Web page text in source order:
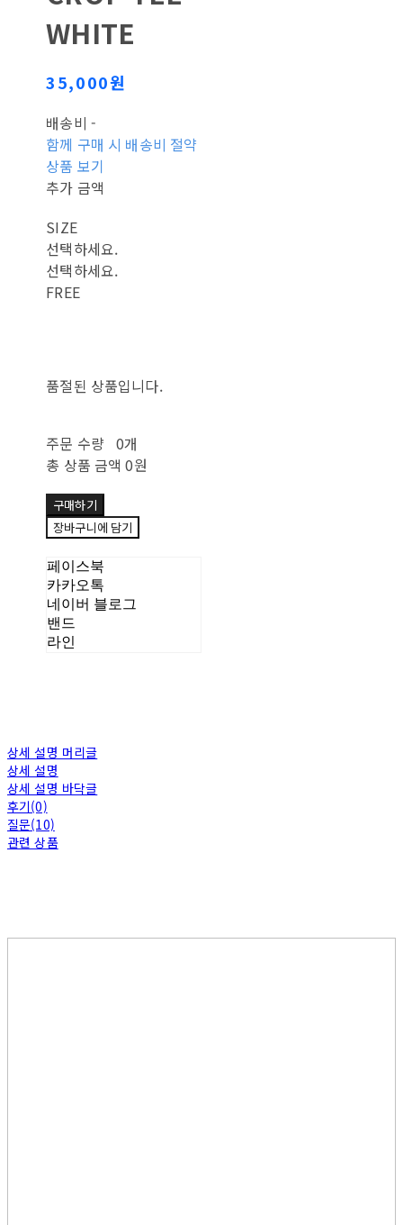
WHITE
35,000원
배송비 -
함께 구매 시 배송비 절약
상품 보기
추가 금액
SIZE
선택하세요.
선택하세요.
FREE
품절된 상품입니다.
주문 수량 0개
총 상품 금액 0원
구매하기
장바구니에 담기
페이스북
카카오톡
네이버 블로그
밴드
라인
상세 설명 머리글
상세 설명
상세 설명 바닥글
후기(0)
질문(10)
관련 상품